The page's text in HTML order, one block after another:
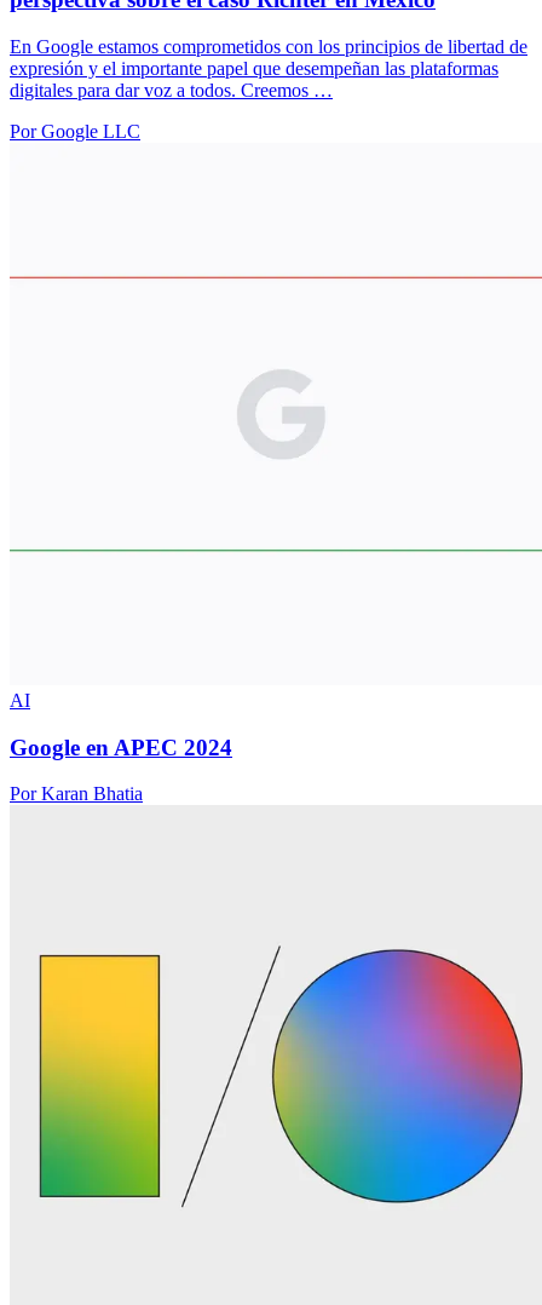
En Google estamos comprometidos con los principios de libertad de
expresión y el importante papel que desempeñan las plataformas
digitales para dar voz a todos. Creemos …
Por Google LLC
AI
Google en APEC 2024
Por Karan Bhatia